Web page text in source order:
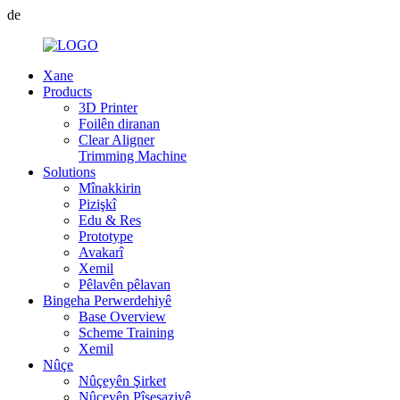
de
Xane
Products
3D Printer
Foilên diranan
Clear Aligner
Trimming Machine
Solutions
Mînakkirin
Pizişkî
Edu & Res
Prototype
Avakarî
Xemil
Pêlavên pêlavan
Bingeha Perwerdehiyê
Base Overview
Scheme Training
Xemil
Nûçe
Nûçeyên Şirket
Nûçeyên Pîşesaziyê